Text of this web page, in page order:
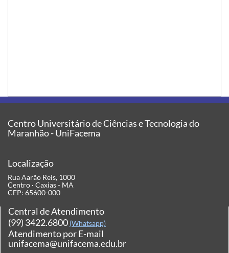
Centro Universitário de Ciências e Tecnologia do
Maranhão - UniFacema
Localização
Rua Aarão Reis, 1000
Centro · Caxias - MA
CEP: 65600-000
Central de Atendimento
(99) 3422.6800 (Whatsapp)
Atendimento por E-mail
unifacema@unifacema.edu.br